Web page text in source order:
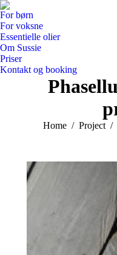
For børn
For voksne
Essentielle olier
Om Sussie
Priser
Kontakt og booking
You are here:
Home Project